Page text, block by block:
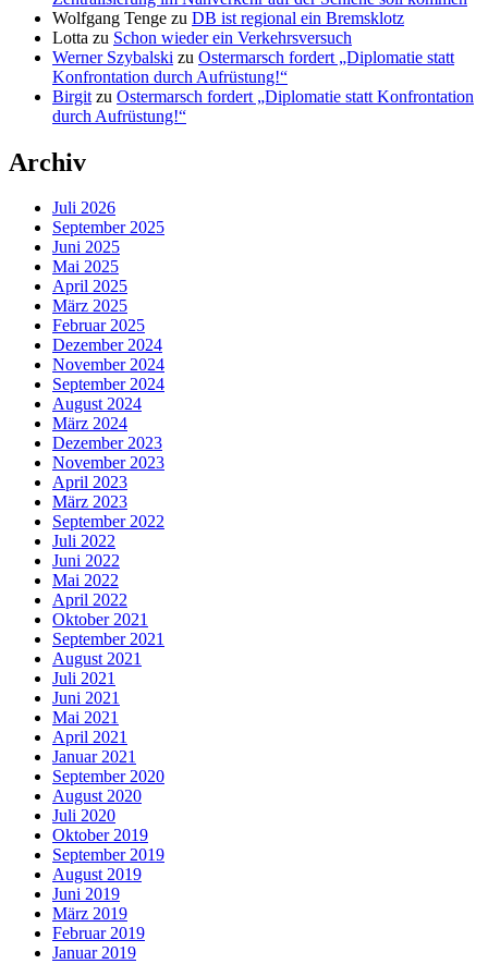
Wolfgang Tenge zu DB ist regional ein Bremsklotz
Lotta zu Schon wieder ein Verkehrsversuch
Werner Szybalski zu Ostermarsch fordert „Diplomatie statt
Konfrontation durch Aufrüstung!“
Birgit zu Ostermarsch fordert „Diplomatie statt Konfrontation
durch Aufrüstung!“
Archiv
Juli 2026
September 2025
Juni 2025
Mai 2025
April 2025
März 2025
Februar 2025
Dezember 2024
November 2024
September 2024
August 2024
März 2024
Dezember 2023
November 2023
April 2023
März 2023
September 2022
Juli 2022
Juni 2022
Mai 2022
April 2022
Oktober 2021
September 2021
August 2021
Juli 2021
Juni 2021
Mai 2021
April 2021
Januar 2021
September 2020
August 2020
Juli 2020
Oktober 2019
September 2019
August 2019
Juni 2019
März 2019
Februar 2019
Januar 2019